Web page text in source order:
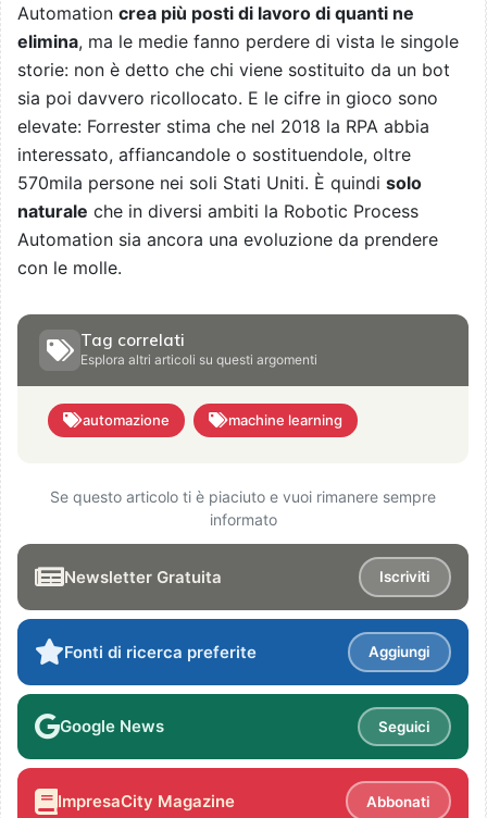
Automation crea più posti di lavoro di quanti ne
elimina, ma le medie fanno perdere di vista le singole
storie: non è detto che chi viene sostituito da un bot
sia poi davvero ricollocato. E le cifre in gioco sono
elevate: Forrester stima che nel 2018 la RPA abbia
interessato, affiancandole o sostituendole, oltre
570mila persone nei soli Stati Uniti. È quindi solo
naturale che in diversi ambiti la Robotic Process
Automation sia ancora una evoluzione da prendere
con le molle.
Tag correlati
Esplora altri articoli su questi argomenti
automazione machine learning
Se questo articolo ti è piaciuto e vuoi rimanere sempre
informato
Newsletter Gratuita Iscriviti
Fonti di ricerca preferite Aggiungi
Google News Seguici
ImpresaCity Magazine Abbonati